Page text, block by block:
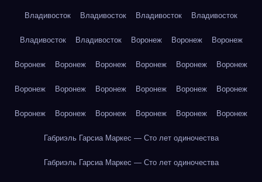
Владивосток Владивосток Владивосток Владивосток
Владивосток Владивосток Воронеж Воронеж Воронеж
Воронеж Воронеж Воронеж Воронеж Воронеж Воронеж
Воронеж Воронеж Воронеж Воронеж Воронеж Воронеж
Воронеж Воронеж Воронеж Воронеж Воронеж Воронеж
Габриэль Гарсиа Маркес — Сто лет одиночества
Габриэль Гарсиа Маркес — Сто лет одиночества